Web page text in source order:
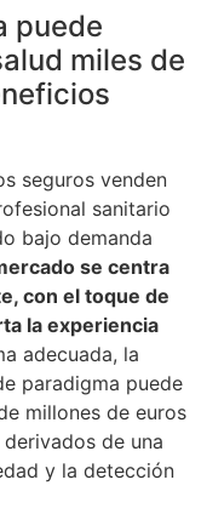
puede
miles de
seguros venden
sanitario
bajo demanda
se centra
con el toque de
la experiencia
adecuada, la
paradigma puede
millones de euros
de una
y la detección